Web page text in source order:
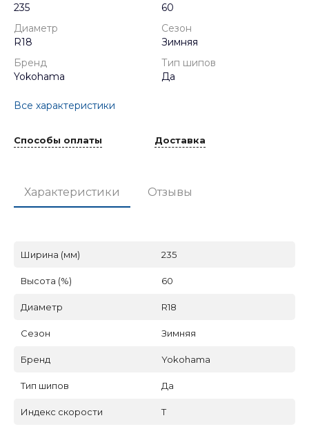
235
60
Диаметр
R18
Сезон
Зимняя
Бренд
Yokohama
Тип шипов
Да
Все характеристики
Способы оплаты Доставка
Характеристики Отзывы
Ширина (мм) 235
Высота (%) 60
Диаметр R18
Сезон Зимняя
Бренд Yokohama
Тип шипов Да
Индекс скорости T